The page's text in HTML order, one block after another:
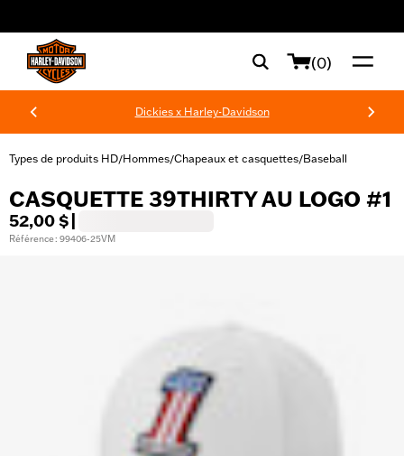
(0)
Dickies x Harley-Davidson
Types de produits HD/Hommes/Chapeaux et casquettes/Baseball
CASQUETTE 39THIRTY AU LOGO #1
52,00 $
Référence : 99406-25VM